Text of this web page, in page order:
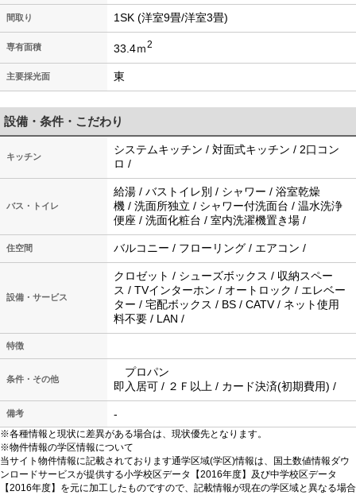
間取り 1SK (洋室9畳/洋室3畳)
専有面積 33.4ｍ2
主要採光面 東
設備・条件・こだわり
キッチン
システムキッチン / 対面式キッチン / 2口コン
ロ /
バス・トイレ
給湯 / バストイレ別 / シャワー / 浴室乾燥
機 / 洗面所独立 / シャワー付洗面台 / 温水洗浄
便座 / 洗面化粧台 / 室内洗濯機置き場 /
住空間 バルコニー / フローリング / エアコン /
設備・サービス
クロゼット / シューズボックス / 収納スペー
ス / TVインターホン / オートロック / エレベー
ター / 宅配ボックス / BS / CATV / ネット使用
料不要 / LAN /
特徴
条件・その他
プロパン
即入居可 / ２Ｆ以上 / カード決済(初期費用) /
備考 -
※各種情報と現状に差異がある場合は、現状優先となります。
※物件情報の学区情報について
当サイト物件情報に記載されております通学区域(学区)情報は、国土数値情報ダウ
ンロードサービスが提供する小学校区データ【2016年度】及び中学校区データ
【2016年度】を元に加工したものですので、記載情報が現在の学区域と異なる場合